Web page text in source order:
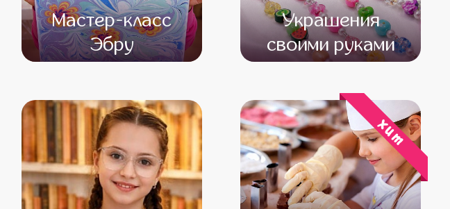
Мастер-класс
Эбру
Украшения
своими руками
хит